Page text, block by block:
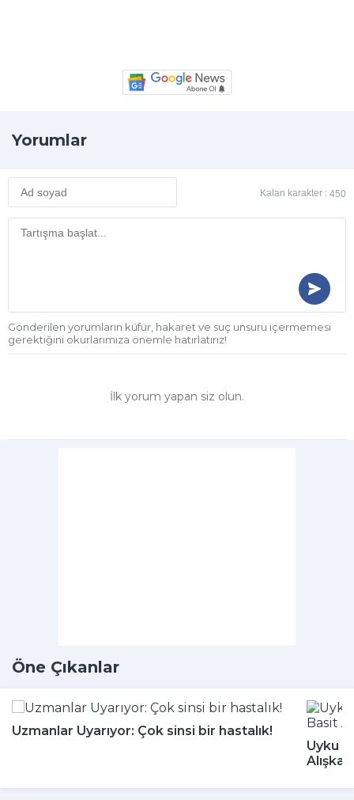
Yorumlar
Kalan karakter : 450
Gönderilen yorumların küfür, hakaret ve suç unsuru içermemesi
gerektiğini okurlarımıza önemle hatırlatırız!
İlk yorum yapan siz olun.
Öne Çıkanlar
Uzmanlar Uyarıyor: Çok sinsi bir hastalık!
Uyku